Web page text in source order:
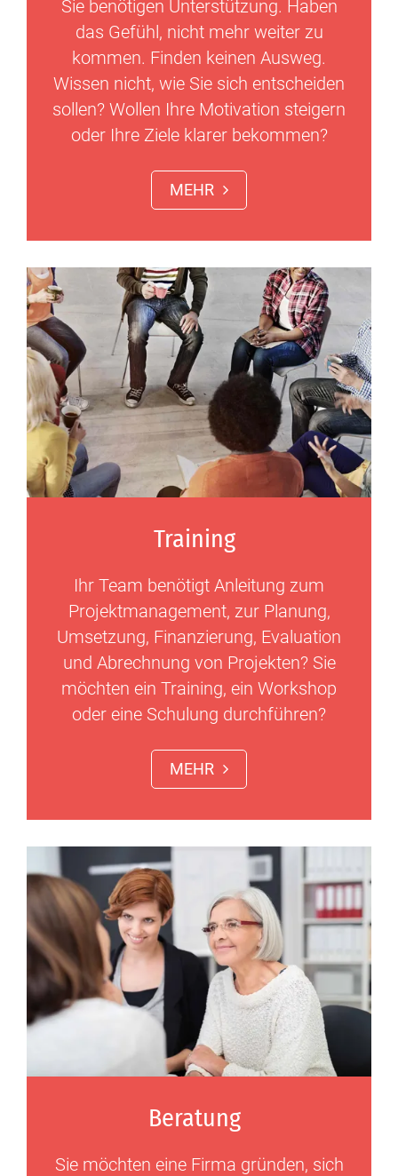
Sie benötigen Unterstützung. Haben
das Gefühl, nicht mehr weiter zu
kommen. Finden keinen Ausweg.
Wissen nicht, wie Sie sich entscheiden
sollen? Wollen Ihre Motivation steigern
oder Ihre Ziele klarer bekommen?
MEHR
Training
Ihr Team benötigt Anleitung zum
Projektmanagement, zur Planung,
Umsetzung, Finanzierung, Evaluation
und Abrechnung von Projekten? Sie
möchten ein Training, ein Workshop
oder eine Schulung durchführen?
MEHR
Beratung
Sie möchten eine Firma gründen, sich